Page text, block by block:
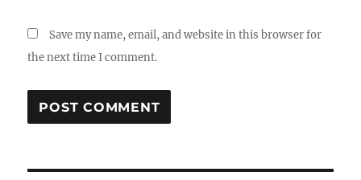
Save my name, email, and website in this browser for
the next time I comment.